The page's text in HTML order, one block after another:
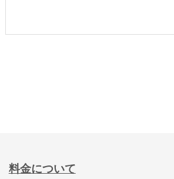
料金について